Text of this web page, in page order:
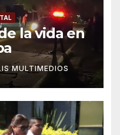
la vida en
MULTIMEDIOS